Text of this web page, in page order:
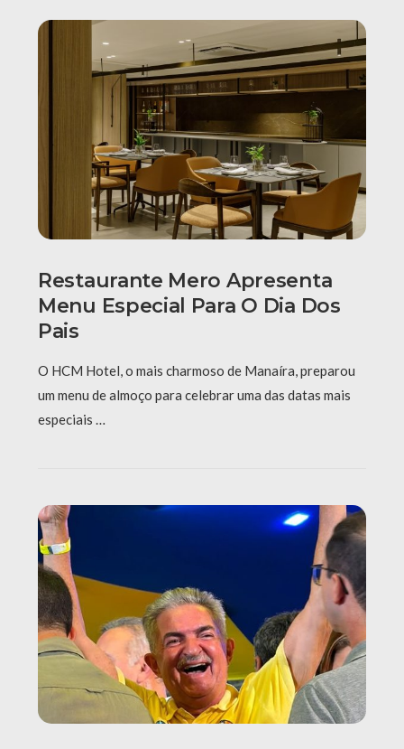
Restaurante Mero Apresenta
Menu Especial Para O Dia Dos
Pais
O HCM Hotel, o mais charmoso de Manaíra, preparou
um menu de almoço para celebrar uma das datas mais
especiais …